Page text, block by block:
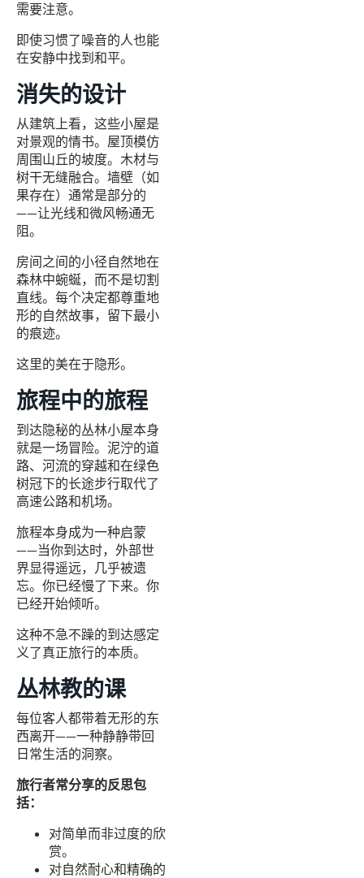
需要注意。
即使习惯了噪音的人也能
在安静中找到和平。
消失的设计
从建筑上看，这些小屋是
对景观的情书。屋顶模仿
周围山丘的坡度。木材与
树干无缝融合。墙壁（如
果存在）通常是部分的
——让光线和微风畅通无
阻。
房间之间的小径自然地在
森林中蜿蜒，而不是切割
直线。每个决定都尊重地
形的自然故事，留下最小
的痕迹。
这里的美在于隐形。
旅程中的旅程
到达隐秘的丛林小屋本身
就是一场冒险。泥泞的道
路、河流的穿越和在绿色
树冠下的长途步行取代了
高速公路和机场。
旅程本身成为一种启蒙
——当你到达时，外部世
界显得遥远，几乎被遗
忘。你已经慢了下来。你
已经开始倾听。
这种不急不躁的到达感定
义了真正旅行的本质。
丛林教的课
每位客人都带着无形的东
西离开——一种静静带回
日常生活的洞察。
旅行者常分享的反思包
括：
对简单而非过度的欣
赏。
对自然耐心和精确的